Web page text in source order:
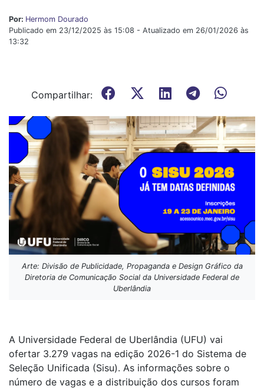
Por: Hermom Dourado
Publicado em 23/12/2025 às 15:08 - Atualizado em 26/01/2026 às
13:32
Compartilhar:
Arte: Divisão de Publicidade, Propaganda e Design Gráfico da
Diretoria de Comunicação Social da Universidade Federal de
Uberlândia
A Universidade Federal de Uberlândia (UFU) vai
ofertar 3.279 vagas na edição 2026-1 do Sistema de
Seleção Unificada (Sisu). As informações sobre o
número de vagas e a distribuição dos cursos foram